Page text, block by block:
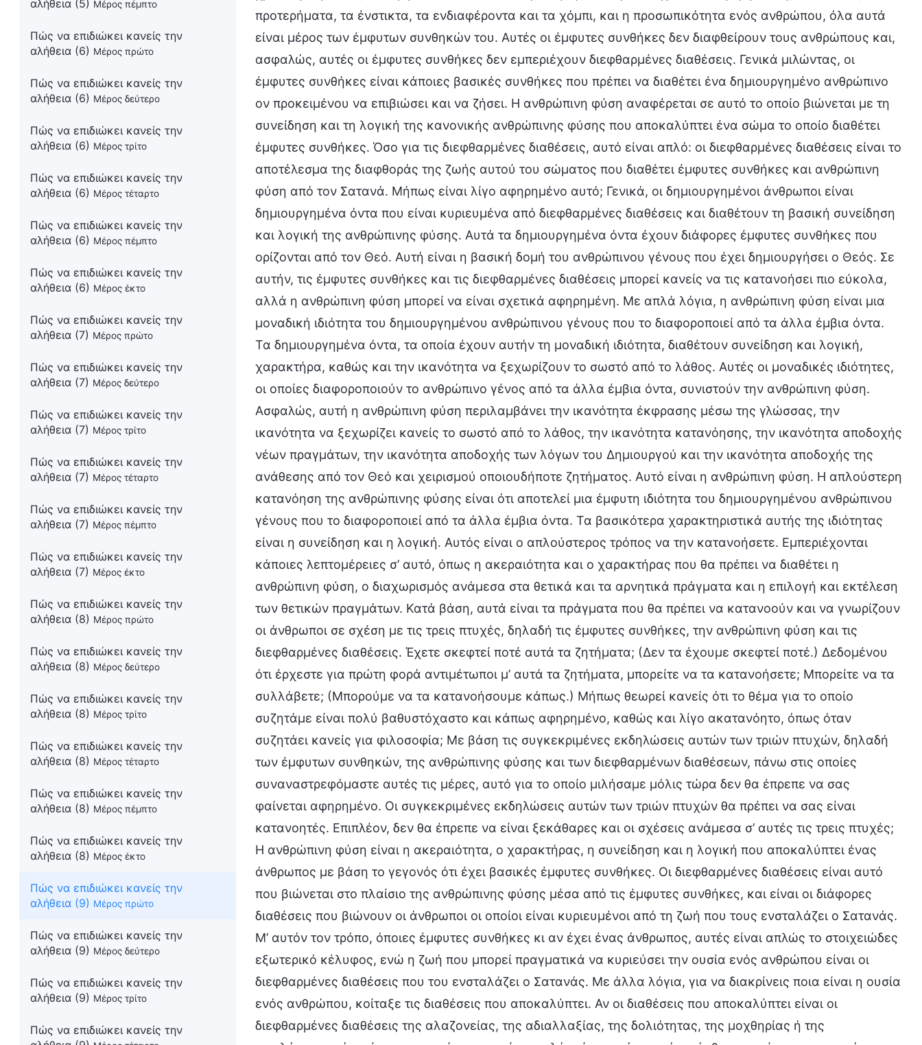
αλήθεια (5) Μέρος πέμπτο
Πώς να επιδιώκει κανείς την
αλήθεια (6) Μέρος πρώτο
Πώς να επιδιώκει κανείς την
αλήθεια (6) Μέρος δεύτερο
Πώς να επιδιώκει κανείς την
αλήθεια (6) Μέρος τρίτο
Πώς να επιδιώκει κανείς την
αλήθεια (6) Μέρος τέταρτο
Πώς να επιδιώκει κανείς την
αλήθεια (6) Μέρος πέμπτο
Πώς να επιδιώκει κανείς την
αλήθεια (6) Μέρος έκτο
Πώς να επιδιώκει κανείς την
αλήθεια (7) Μέρος πρώτο
Πώς να επιδιώκει κανείς την
αλήθεια (7) Μέρος δεύτερο
Πώς να επιδιώκει κανείς την
αλήθεια (7) Μέρος τρίτο
Πώς να επιδιώκει κανείς την
αλήθεια (7) Μέρος τέταρτο
Πώς να επιδιώκει κανείς την
αλήθεια (7) Μέρος πέμπτο
Πώς να επιδιώκει κανείς την
αλήθεια (7) Μέρος έκτο
Πώς να επιδιώκει κανείς την
αλήθεια (8) Μέρος πρώτο
Πώς να επιδιώκει κανείς την
αλήθεια (8) Μέρος δεύτερο
Πώς να επιδιώκει κανείς την
αλήθεια (8) Μέρος τρίτο
Πώς να επιδιώκει κανείς την
αλήθεια (8) Μέρος τέταρτο
Πώς να επιδιώκει κανείς την
αλήθεια (8) Μέρος πέμπτο
Πώς να επιδιώκει κανείς την
αλήθεια (8) Μέρος έκτο
Πώς να επιδιώκει κανείς την
αλήθεια (9) Μέρος πρώτο
Πώς να επιδιώκει κανείς την
αλήθεια (9) Μέρος δεύτερο
Πώς να επιδιώκει κανείς την
αλήθεια (9) Μέρος τρίτο
Πώς να επιδιώκει κανείς την
προτερήματα, τα ένστικτα, τα ενδιαφέροντα και τα χόμπι, και η προσωπικότητα ενός ανθρώπου, όλα αυτά
είναι μέρος των έμφυτων συνθηκών του. Αυτές οι έμφυτες συνθήκες δεν διαφθείρουν τους ανθρώπους και,
ασφαλώς, αυτές οι έμφυτες συνθήκες δεν εμπεριέχουν διεφθαρμένες διαθέσεις. Γενικά μιλώντας, οι
έμφυτες συνθήκες είναι κάποιες βασικές συνθήκες που πρέπει να διαθέτει ένα δημιουργημένο ανθρώπινο
ον προκειμένου να επιβιώσει και να ζήσει. Η ανθρώπινη φύση αναφέρεται σε αυτό το οποίο βιώνεται με τη
συνείδηση και τη λογική της κανονικής ανθρώπινης φύσης που αποκαλύπτει ένα σώμα το οποίο διαθέτει
έμφυτες συνθήκες. Όσο για τις διεφθαρμένες διαθέσεις, αυτό είναι απλό: οι διεφθαρμένες διαθέσεις είναι το
αποτέλεσμα της διαφθοράς της ζωής αυτού του σώματος που διαθέτει έμφυτες συνθήκες και ανθρώπινη
φύση από τον Σατανά. Μήπως είναι λίγο αφηρημένο αυτό; Γενικά, οι δημιουργημένοι άνθρωποι είναι
δημιουργημένα όντα που είναι κυριευμένα από διεφθαρμένες διαθέσεις και διαθέτουν τη βασική συνείδηση
και λογική της ανθρώπινης φύσης. Αυτά τα δημιουργημένα όντα έχουν διάφορες έμφυτες συνθήκες που
ορίζονται από τον Θεό. Αυτή είναι η βασική δομή του ανθρώπινου γένους που έχει δημιουργήσει ο Θεός. Σε
αυτήν, τις έμφυτες συνθήκες και τις διεφθαρμένες διαθέσεις μπορεί κανείς να τις κατανοήσει πιο εύκολα,
αλλά η ανθρώπινη φύση μπορεί να είναι σχετικά αφηρημένη. Με απλά λόγια, η ανθρώπινη φύση είναι μια
μοναδική ιδιότητα του δημιουργημένου ανθρώπινου γένους που το διαφοροποιεί από τα άλλα έμβια όντα.
Τα δημιουργημένα όντα, τα οποία έχουν αυτήν τη μοναδική ιδιότητα, διαθέτουν συνείδηση και λογική,
χαρακτήρα, καθώς και την ικανότητα να ξεχωρίζουν το σωστό από το λάθος. Αυτές οι μοναδικές ιδιότητες,
οι οποίες διαφοροποιούν το ανθρώπινο γένος από τα άλλα έμβια όντα, συνιστούν την ανθρώπινη φύση.
Ασφαλώς, αυτή η ανθρώπινη φύση περιλαμβάνει την ικανότητα έκφρασης μέσω της γλώσσας, την
ικανότητα να ξεχωρίζει κανείς το σωστό από το λάθος, την ικανότητα κατανόησης, την ικανότητα αποδοχής
νέων πραγμάτων, την ικανότητα αποδοχής των λόγων του Δημιουργού και την ικανότητα αποδοχής της
ανάθεσης από τον Θεό και χειρισμού οποιουδήποτε ζητήματος. Αυτό είναι η ανθρώπινη φύση. Η απλούστερη
κατανόηση της ανθρώπινης φύσης είναι ότι αποτελεί μια έμφυτη ιδιότητα του δημιουργημένου ανθρώπινου
γένους που το διαφοροποιεί από τα άλλα έμβια όντα. Τα βασικότερα χαρακτηριστικά αυτής της ιδιότητας
είναι η συνείδηση και η λογική. Αυτός είναι ο απλούστερος τρόπος να την κατανοήσετε. Εμπεριέχονται
κάποιες λεπτομέρειες σ’ αυτό, όπως η ακεραιότητα και ο χαρακτήρας που θα πρέπει να διαθέτει η
ανθρώπινη φύση, ο διαχωρισμός ανάμεσα στα θετικά και τα αρνητικά πράγματα και η επιλογή και εκτέλεση
των θετικών πραγμάτων. Κατά βάση, αυτά είναι τα πράγματα που θα πρέπει να κατανοούν και να γνωρίζουν
οι άνθρωποι σε σχέση με τις τρεις πτυχές, δηλαδή τις έμφυτες συνθήκες, την ανθρώπινη φύση και τις
διεφθαρμένες διαθέσεις. Έχετε σκεφτεί ποτέ αυτά τα ζητήματα; (Δεν τα έχουμε σκεφτεί ποτέ.) Δεδομένου
ότι έρχεστε για πρώτη φορά αντιμέτωποι μ’ αυτά τα ζητήματα, μπορείτε να τα κατανοήσετε; Μπορείτε να τα
συλλάβετε; (Μπορούμε να τα κατανοήσουμε κάπως.) Μήπως θεωρεί κανείς ότι το θέμα για το οποίο
συζητάμε είναι πολύ βαθυστόχαστο και κάπως αφηρημένο, καθώς και λίγο ακατανόητο, όπως όταν
συζητάει κανείς για φιλοσοφία; Με βάση τις συγκεκριμένες εκδηλώσεις αυτών των τριών πτυχών, δηλαδή
των έμφυτων συνθηκών, της ανθρώπινης φύσης και των διεφθαρμένων διαθέσεων, πάνω στις οποίες
συναναστρεφόμαστε αυτές τις μέρες, αυτό για το οποίο μιλήσαμε μόλις τώρα δεν θα έπρεπε να σας
φαίνεται αφηρημένο. Οι συγκεκριμένες εκδηλώσεις αυτών των τριών πτυχών θα πρέπει να σας είναι
κατανοητές. Επιπλέον, δεν θα έπρεπε να είναι ξεκάθαρες και οι σχέσεις ανάμεσα σ’ αυτές τις τρεις πτυχές;
Η ανθρώπινη φύση είναι η ακεραιότητα, ο χαρακτήρας, η συνείδηση και η λογική που αποκαλύπτει ένας
άνθρωπος με βάση το γεγονός ότι έχει βασικές έμφυτες συνθήκες. Οι διεφθαρμένες διαθέσεις είναι αυτό
που βιώνεται στο πλαίσιο της ανθρώπινης φύσης μέσα από τις έμφυτες συνθήκες, και είναι οι διάφορες
διαθέσεις που βιώνουν οι άνθρωποι οι οποίοι είναι κυριευμένοι από τη ζωή που τους ενσταλάζει ο Σατανάς.
Μ’ αυτόν τον τρόπο, όποιες έμφυτες συνθήκες κι αν έχει ένας άνθρωπος, αυτές είναι απλώς το στοιχειώδες
εξωτερικό κέλυφος, ενώ η ζωή που μπορεί πραγματικά να κυριεύσει την ουσία ενός ανθρώπου είναι οι
διεφθαρμένες διαθέσεις που του ενσταλάζει ο Σατανάς. Με άλλα λόγια, για να διακρίνεις ποια είναι η ουσία
ενός ανθρώπου, κοίταξε τις διαθέσεις που αποκαλύπτει. Αν οι διαθέσεις που αποκαλύπτει είναι οι
διεφθαρμένες διαθέσεις της αλαζονείας, της αδιαλλαξίας, της δολιότητας, της μοχθηρίας ή της